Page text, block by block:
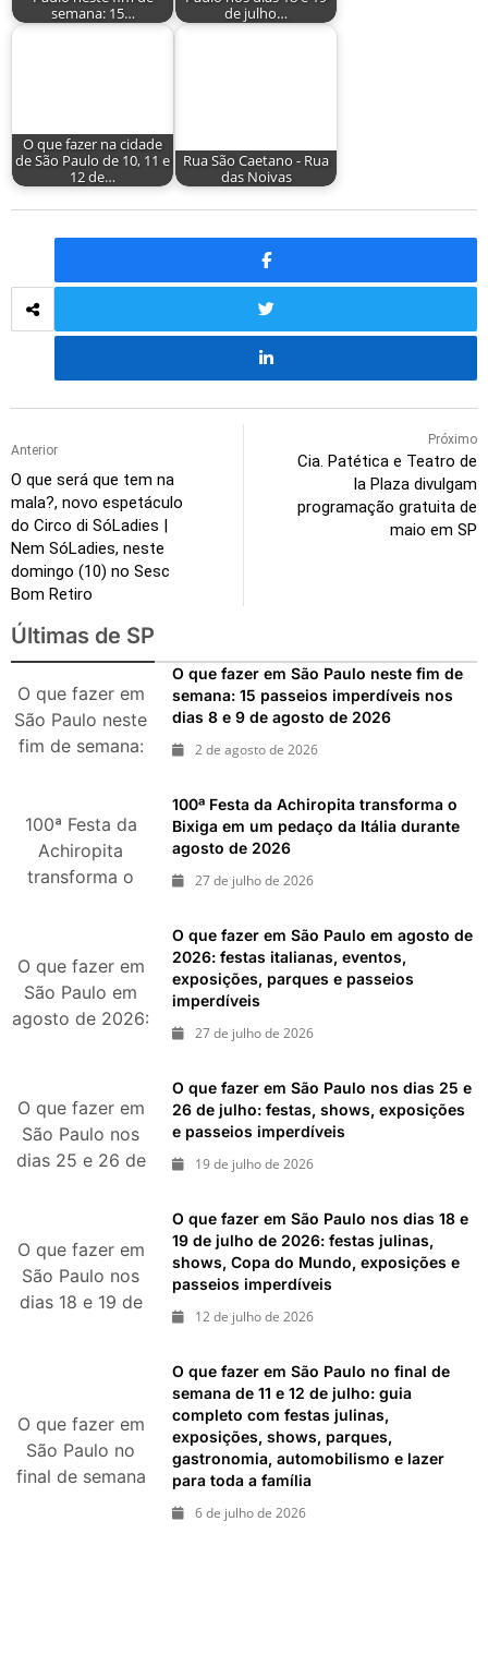
semana: 15…
de julho…
O que fazer na cidade
de São Paulo de 10, 11 e
12 de…
Rua São Caetano - Rua
das Noivas
Anterior
O que será que tem na
mala?, novo espetáculo
do Circo di SóLadies |
Nem SóLadies, neste
domingo (10) no Sesc
Bom Retiro
Próximo
Cia. Patética e Teatro de
la Plaza divulgam
programação gratuita de
maio em SP
Últimas de SP
O que fazer em
São Paulo neste
fim de semana:
dias 8 e 9 de
agosto de 2026
O que fazer em São Paulo neste fim de
semana: 15 passeios imperdíveis nos
dias 8 e 9 de agosto de 2026
2 de agosto de 2026
100ª Festa da
Achiropita
transforma o
durante agosto
de 2026
100ª Festa da Achiropita transforma o
Bixiga em um pedaço da Itália durante
agosto de 2026
27 de julho de 2026
O que fazer em
São Paulo em
agosto de 2026:
exposições,
parques e
passeios
imperdíveis
O que fazer em São Paulo em agosto de
2026: festas italianas, eventos,
exposições, parques e passeios
imperdíveis
27 de julho de 2026
O que fazer em
São Paulo nos
dias 25 e 26 de
exposições e
passeios
imperdíveis
O que fazer em São Paulo nos dias 25 e
26 de julho: festas, shows, exposições
e passeios imperdíveis
19 de julho de 2026
O que fazer em
São Paulo nos
dias 18 e 19 de
exposições e
passeios
imperdíveis
O que fazer em São Paulo nos dias 18 e
19 de julho de 2026: festas julinas,
shows, Copa do Mundo, exposições e
passeios imperdíveis
12 de julho de 2026
O que fazer em
São Paulo no
final de semana
O que fazer em São Paulo no final de
semana de 11 e 12 de julho: guia
completo com festas julinas,
exposições, shows, parques,
gastronomia, automobilismo e lazer
para toda a família
6 de julho de 2026